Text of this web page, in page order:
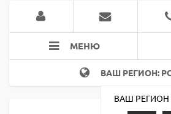
МЕНЮ
ВАШ РЕГИОН:
ВАШ РЕГИОН